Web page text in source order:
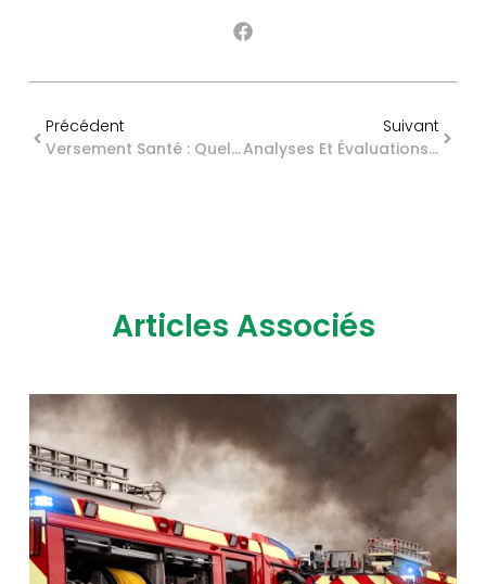
Précédent
Versement Santé : Quel Montant En 2026 ?
Suivant
Analyses Et Évaluations : L’énergie Au Cœur Des Projets De Grande Ampleur
Articles Associés